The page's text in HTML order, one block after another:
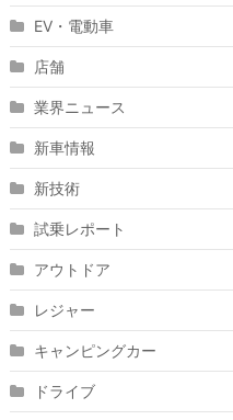
EV・電動車
店舗
業界ニュース
新車情報
新技術
試乗レポート
アウトドア
レジャー
キャンピングカー
ドライブ